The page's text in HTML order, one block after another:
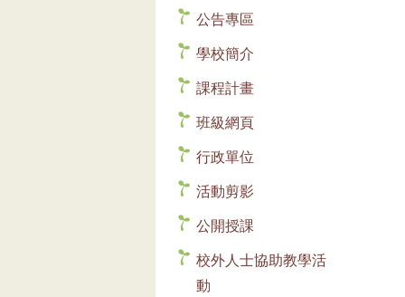
公告專區
學校簡介
課程計畫
班級網頁
行政單位
活動剪影
公開授課
校外人士協助教學活
動